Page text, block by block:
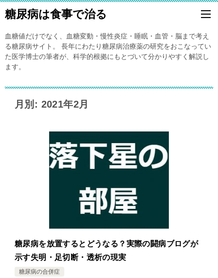
糖尿病は食事で治る
血糖値だけでなく、血糖変動・慢性炎症・睡眠・血管・脳まで考え
る糖尿病サイト。 長年にわたり糖尿病治療薬の研究をおこなってい
た医学博士の筆者が、科学的根拠にもとづいて分かりやすく解説し
ます。
月別: 2021年2月
糖尿病を放置するとどうなる？実際の闘病ブログが
示す失明・足切断・透析の現実
糖尿病の合併症